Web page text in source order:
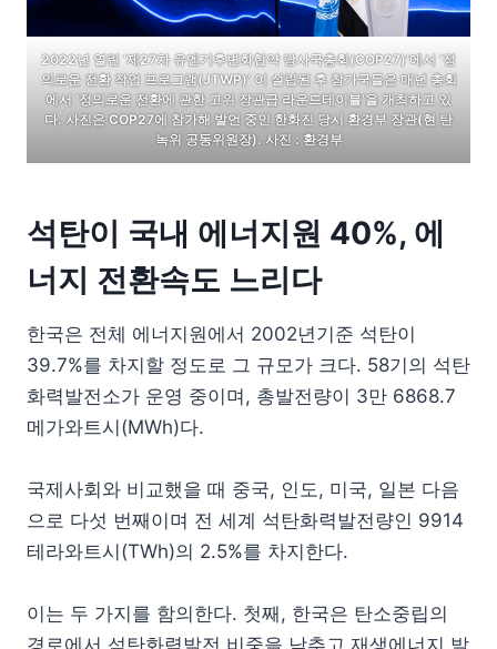
2022년 열린 ‘제27차 유엔기후변화협약 당사국총회(COP27)’에서 ‘정
의로운 전환 작업 프로그램(JTWP)’ 이 설립된 후 참가국들은 매년 총회
에서 ‘정의로운 전환에 관한 고위 장관급 라운드테이블’을 개최하고 있
다. 사진은 COP27에 참가해 발언 중인 한화진 당시 환경부 장관(현 탄
녹위 공동위원장). 사진 : 환경부
석탄이 국내 에너지원 40%, 에
너지 전환속도 느리다
한국은 전체 에너지원에서 2002년기준 석탄이
39.7%를 차지할 정도로 그 규모가 크다. 58기의 석탄
화력발전소가 운영 중이며, 총발전량이 3만 6868.7
메가와트시(MWh)다.
국제사회와 비교했을 때 중국, 인도, 미국, 일본 다음
으로 다섯 번째이며 전 세계 석탄화력발전량인 9914
테라와트시(TWh)의 2.5%를 차지한다.
이는 두 가지를 함의한다. 첫째, 한국은 탄소중립의
경로에서 석탄화력발전 비중을 낮추고 재생에너지 발